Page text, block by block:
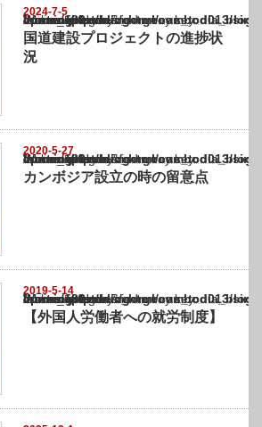
2024-7-5
Warning
: Undefined array key "show_category" in
/home/netst/kuno-cpa.co.jp/public_html/cambodia_blog/wp-content/themes/
on line183
国道建設プロジェクトの進捗状
況
2020-5-27
Warning
: Undefined array key "show_category" in
/home/netst/kuno-cpa.co.jp/public_html/cambodia_blog/wp-content/themes/
on line183
カンボジア設立の時の留意点
2019-5-14
Warning
: Undefined array key "show_category" in
/home/netst/kuno-cpa.co.jp/public_html/cambodia_blog/wp-content/themes/
on line183
【外国人労働者への就労制度】